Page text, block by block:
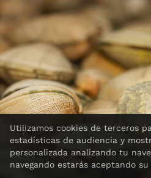
Utilizamos cookies de terceros
estadísticas de audiencia y
personalizada analizando tu
navegando estarás aceptando su